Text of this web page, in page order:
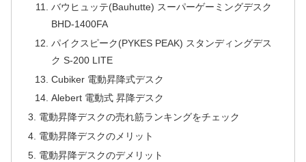
バウヒュッテ(Bauhutte) スーパーゲーミングデスク
BHD-1400FA
パイクスピーク(PYKES PEAK) スタンディングデス
ク S-200 LITE
Cubiker 電動昇降式デスク
Alebert 電動式 昇降デスク
電動昇降デスクの売れ筋ランキングをチェック
電動昇降デスクのメリット
電動昇降デスクのデメリット